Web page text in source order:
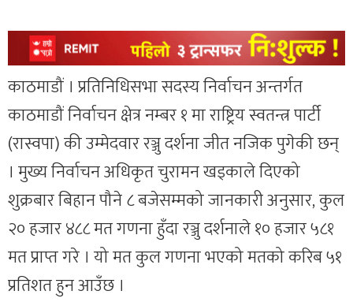
काठमाडौं । प्रतिनिधिसभा सदस्य निर्वाचन अन्तर्गत
काठमाडौं निर्वाचन क्षेत्र नम्बर १ मा राष्ट्रिय स्वतन्त्र पार्टी
(रास्वपा) की उम्मेदवार रञ्जु दर्शना जीत नजिक पुगेकी छन्
। मुख्य निर्वाचन अधिकृत चुरामन खड्काले दिएको
शुक्रबार बिहान पौने ८ बजेसम्मको जानकारी अनुसार, कुल
२० हजार ४८८ मत गणना हुँदा रञ्जु दर्शनाले १० हजार ५८१
मत प्राप्त गरे । यो मत कुल गणना भएको मतको करिब ५१
प्रतिशत हुन आउँछ ।